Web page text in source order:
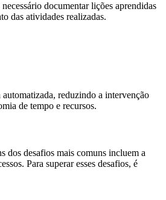
documentar lições aprendidas
das atividades realizadas.
reduzindo a intervenção
de tempo e recursos.
dos desafios mais comuns incluem a
Para superar esses desafios, é